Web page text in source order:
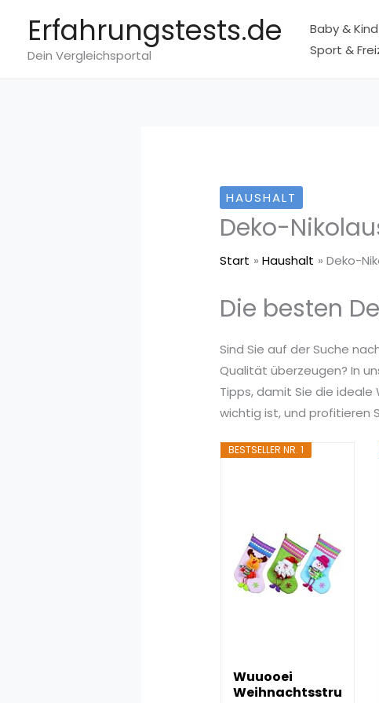
springen
Erfahrungstests.de
Dein Vergleichsportal
Baby & Kind
Sport &
HAUSHALT
Deko-
Start Haushalt Deko-
Die besten
Sind Sie auf der Suche
Qualität überzeugen? In
Tipps, damit Sie die ideale
wichtig ist, und profitieren
BESTSELLER NR. 1
Wuuooei
Weihnachtsstru